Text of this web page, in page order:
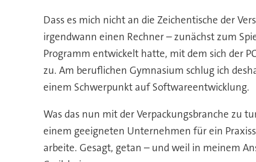
Dass es mich nicht an die Zeichentische der
irgendwann einen Rechner – zunächst zum
Programm entwickelt hatte, mit dem sich der
zu. Am beruflichen Gymnasium schlug ich
einem Schwerpunkt auf Softwareentwicklung.
Was das nun mit der Verpackungsbranche zu
einem geeigneten Unternehmen für ein
arbeite. Gesagt, getan – und weil in meinem